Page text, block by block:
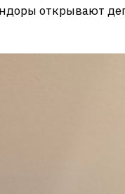
открывают